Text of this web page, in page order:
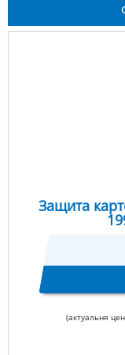
Защита
(актуальня